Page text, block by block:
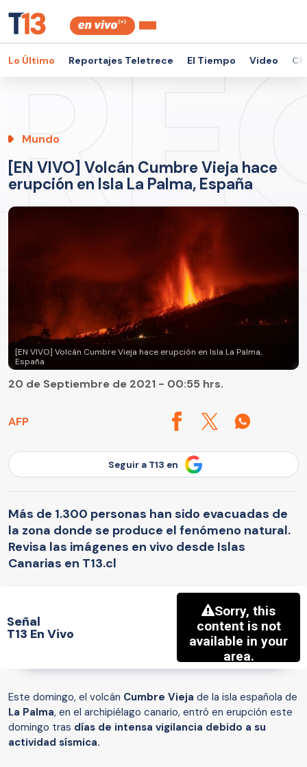
Lo Último Reportajes Teletrece El Tiempo Video
Mundo
[EN VIVO] Volcán Cumbre Vieja hace
erupción en Isla La Palma, España
[EN VIVO] Volcán Cumbre Vieja hace erupción en Isla La Palma,
España
AFP
20 de Septiembre de 2021 - 00:55 hrs.
Seguir a T13 en
Más de 1.300 personas han sido evacuadas de
la zona donde se produce el fenómeno natural.
Revisa las imágenes en vivo desde Islas
Canarias en T13.cl
Señal
T13 En Vivo
Este domingo, el volcán Cumbre Vieja de la isla española de
La Palma, en el archipiélago canario, entró en erupción este
domingo tras días de intensa vigilancia debido a su
actividad sísmica.